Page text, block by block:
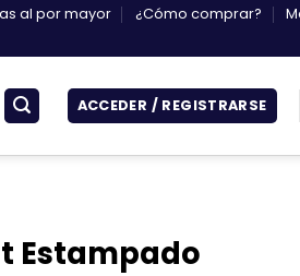
al por mayor ¿Cómo comprar?
ACCEDER / REGISTRARSE
Estampado